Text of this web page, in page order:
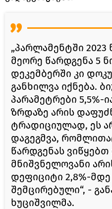
„პარლამენტში 2023
მეორე წარდგენა 5
დეკემბერში კი
განხილვა იქნება.
პარამეტრები 5,5%-
ზრდაზე არის
ტრადიციულად, ეს
დაგეგმვა,
წარდგენას ვიწყებთ
მნიშვნელოვანი
დეფიციტი 2,8%-მდე
შემცირებული“, -
ხუციშვილმა.